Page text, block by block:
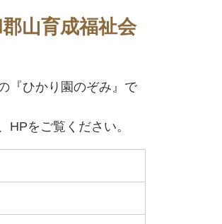
山育成福祉会
『ひかり園のぞみ』で
HPをご覧ください。